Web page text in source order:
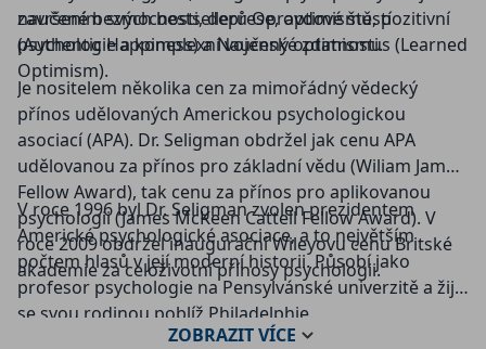
završením svých bestsellerů Opravdové štěstí
(Authentic Happiness) a Naučený optimismus (Learned
Optimism).
naučené bezmocnosti, deprese, optimismu, pozitivní
psychologie a komplexní vojenské zdatnosti.
Je nositelem několika cen za mimořádný vědecký
přínos udělovaných Americkou psychologickou
asociací (APA). Dr. Seligman obdržel jak cenu APA
udělovanou za přínos pro základní vědu (Wiliam James
Fellow Award), tak cenu za přínos pro aplikovanou
psychologii (James McKeen Cattell Fellow Award). V
roce 2009 obdržel inaugurační Wileyovu cenu Britské
akademie za celoživotní přínosy psychologii.
V roce 1996 byl Dr. Seligman zvolen prezidentem
Americké psychologické asociace, a to největším
počtem hlasů v její moderní historii. Působí jako
profesor psychologie na Pensylvánské univerzitě a žije
se svou rodinou poblíž Philadelphie.
ZOBRAZITVÍCE